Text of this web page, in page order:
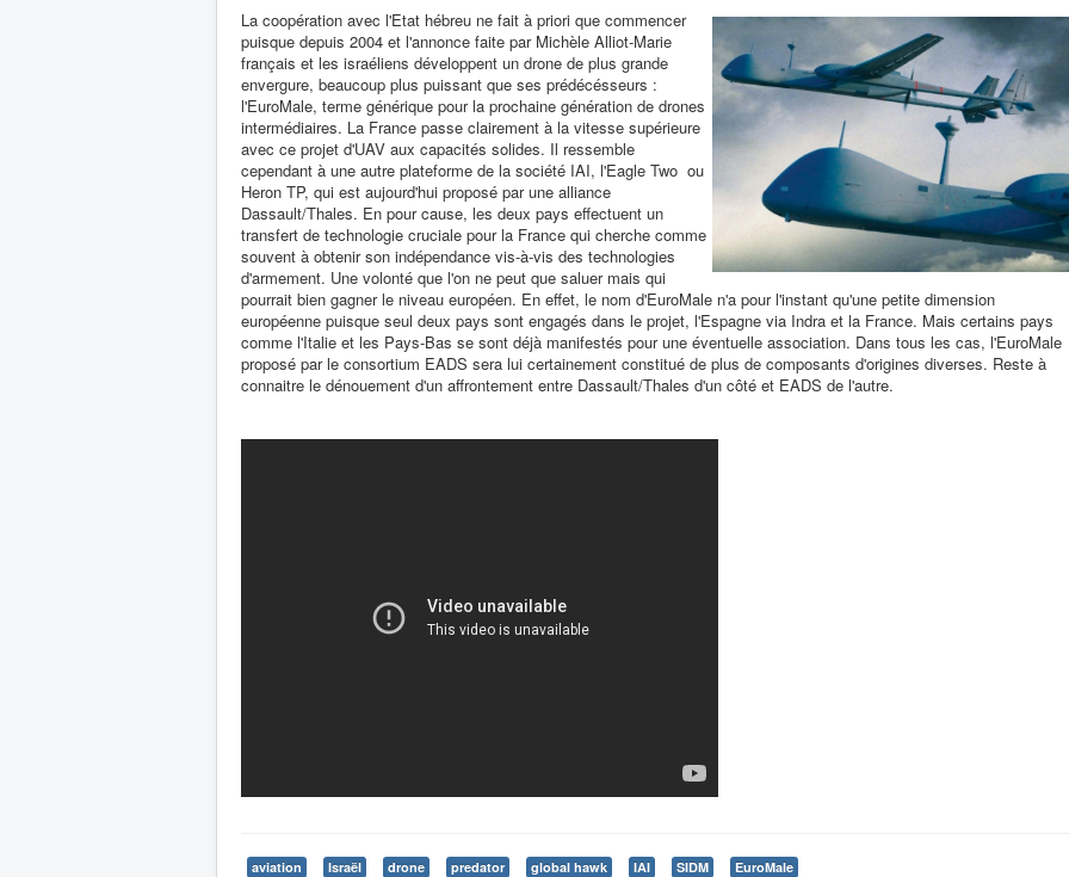
La coopération avec l'Etat hébreu ne fait à priori que commencer
puisque depuis 2004 et l'annonce faite par Michèle Alliot-Marie
français et les israéliens développent un drone de plus grande
envergure, beaucoup plus puissant que ses prédécésseurs :
l'EuroMale, terme générique pour la prochaine génération de drones
intermédiaires. La France passe clairement à la vitesse supérieure
avec ce projet d'UAV aux capacités solides. Il ressemble
cependant à une autre plateforme de la société IAI, l'Eagle Two ou
Heron TP, qui est aujourd'hui proposé par une alliance
Dassault/Thales. En pour cause, les deux pays effectuent un
transfert de technologie cruciale pour la France qui cherche comme
souvent à obtenir son indépendance vis-à-vis des technologies
d'armement. Une volonté que l'on ne peut que saluer mais qui
pourrait bien gagner le niveau européen. En effet, le nom d'EuroMale n'a pour l'instant qu'une petite dimension
européenne puisque seul deux pays sont engagés dans le projet, l'Espagne via Indra et la France. Mais certains pays
comme l'Italie et les Pays-Bas se sont déjà manifestés pour une éventuelle association. Dans tous les cas, l'EuroMale
proposé par le consortium EADS sera lui certainement constitué de plus de composants d'origines diverses. Reste à
connaitre le dénouement d'un affrontement entre Dassault/Thales d'un côté et EADS de l'autre.
aviation Israël drone predator global hawk IAI SIDM EuroMale